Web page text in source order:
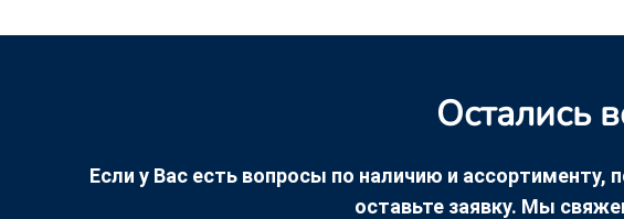
Остались
Если у Вас есть вопросы по наличию и ассортименту,
оставьте заявку. Мы